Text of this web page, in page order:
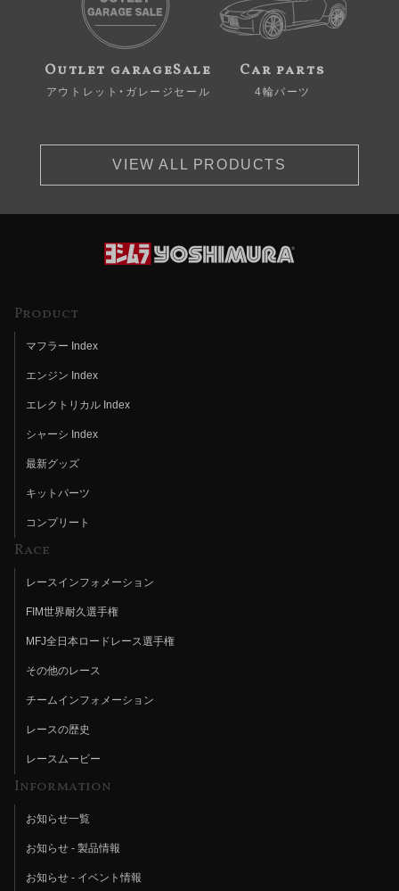
Outlet garageSale
アウトレット・ガレージセール
Car parts
4輪パーツ
VIEW ALL PRODUCTS
Product
マフラー Index
エンジン Index
エレクトリカル Index
シャーシ Index
最新グッズ
キットパーツ
コンプリート
Race
レースインフォメーション
FIM世界耐久選手権
MFJ全日本ロードレース選手権
その他のレース
チームインフォメーション
レースの歴史
レースムービー
Information
お知らせ一覧
お知らせ - 製品情報
お知らせ - イベント情報